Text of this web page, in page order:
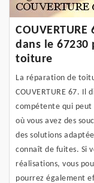
dans le
toiture
La réparation de
COUVERTURE 67. Il
compétente qui
où vous avez des
des solutions
connaît de fuites. Si
réalisations, vous
pourrez également